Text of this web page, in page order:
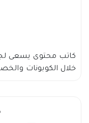
كاتب محتوى يسعى
خلال الكوبونات